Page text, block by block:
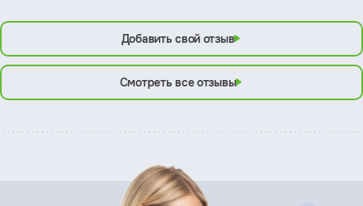
Добавить свой отзыв
Смотреть все отзывы